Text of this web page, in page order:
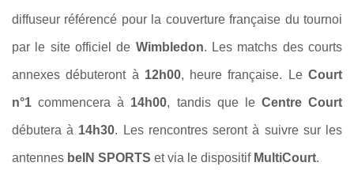
diffuseur référencé pour la couverture française du tournoi
par le site officiel de Wimbledon. Les matchs des courts
annexes débuteront à 12h00, heure française. LeCourt
n°1 commencera à 14h00, tandis que le Centre Court
débutera à 14h30. Les rencontres seront à suivre sur les
antennes beIN SPORTS et via le dispositif MultiCourt.